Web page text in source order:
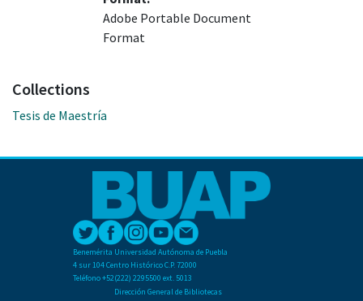
Adobe Portable Document
Format
Collections
Tesis de Maestría
Benemérita Universidad Autónoma de Puebla
4 sur 104 Centro Histórico C.P. 72000
Teléfono +52(222) 2295500 ext. 5013
Dirección General de Bibliotecas